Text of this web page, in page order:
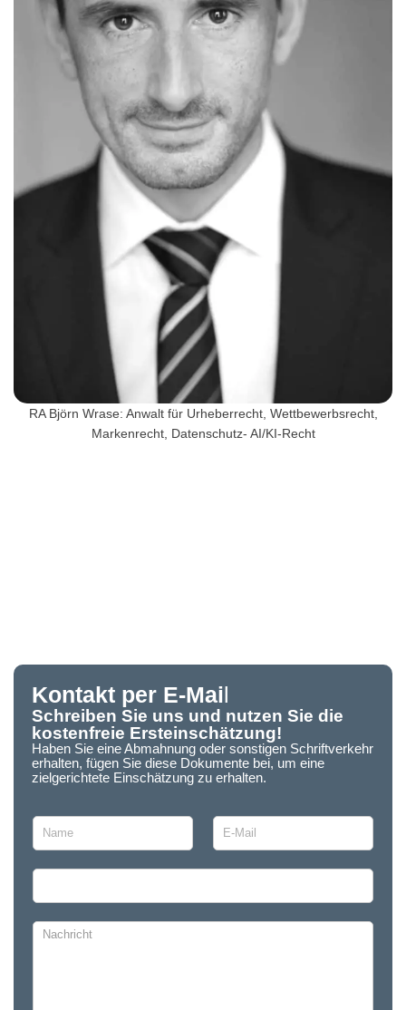
RA Björn Wrase: Anwalt für Urheberrecht, Wettbewerbsrecht,
Markenrecht, Datenschutz- AI/KI-Recht
Kontakt per E-Mail
Schreiben Sie uns und nutzen Sie die
kostenfreie Ersteinschätzung!
Haben Sie eine Abmahnung oder sonstigen Schriftverkehr
erhalten, fügen Sie diese Dokumente bei, um eine
zielgerichtete Einschätzung zu erhalten.